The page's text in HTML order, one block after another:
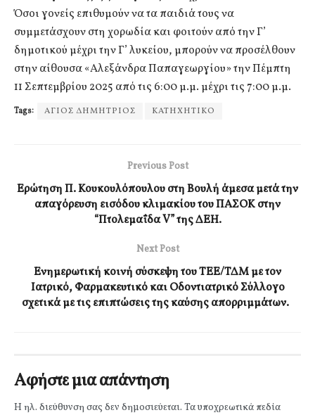
Όσοι γονείς επιθυμούν να τα παιδιά τους να
συμμετάσχουν στη χορωδία και φοιτούν από την Γ’
δημοτικού μέχρι την Γ’ λυκείου, μπορούν να προσέλθουν
στην αίθουσα «Αλεξάνδρα Παπαγεωργίου» την Πέμπτη
11 Σεπτεμβρίου 2025 από τις 6:00 μ.μ. μέχρι τις 7:00 μ.μ.
Tags: ΑΓΙΟΣ ΔΗΜΗΤΡΙΟΣ ΚΑΤΗΧΗΤΙΚΟ
Previous Post
Ερώτηση Π. Κουκουλόπουλου στη Βουλή άμεσα μετά την
απαγόρευση εισόδου κλιμακίου του ΠΑΣΟΚ στην
“Πτολεμαΐδα V” της ΔΕΗ.
Next Post
Ενημερωτική κοινή σύσκεψη του ΤΕΕ/ΤΔΜ με τον
Ιατρικό, Φαρμακευτικό και Οδοντιατρικό Σύλλογο
σχετικά με τις επιπτώσεις της καύσης απορριμμάτων.
Αφήστε μια απάντηση
Η ηλ. διεύθυνση σας δεν δημοσιεύεται. Τα υποχρεωτικά πεδία